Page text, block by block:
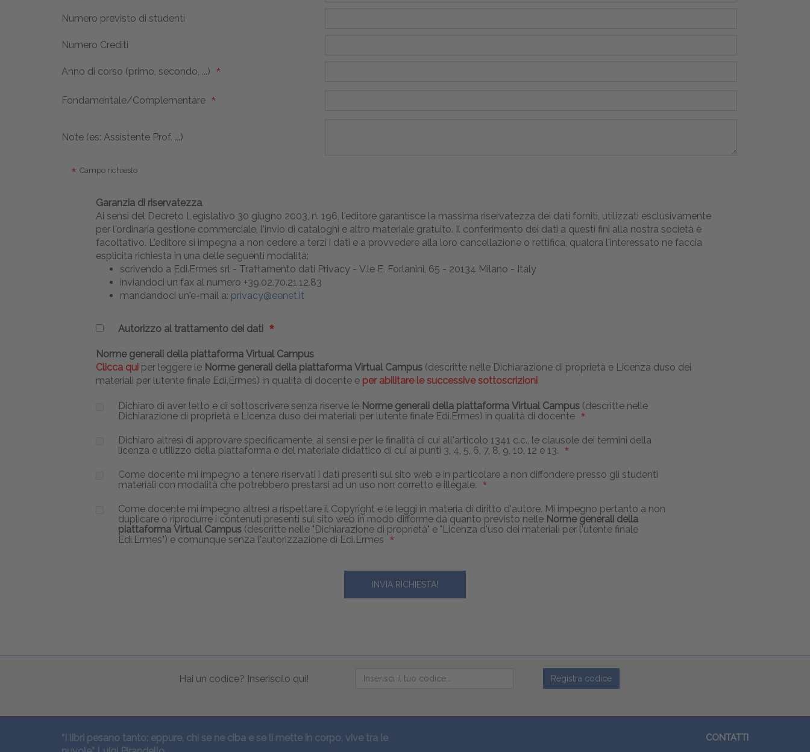
Numero previsto di studenti
Numero Crediti
Anno di corso (primo, secondo, ...)
Fondamentale/Complementare
Note (es: Assistente Prof. ...)
Campo richiesto
Garanzia di riservatezza.
Ai sensi del Decreto Legislativo 30 giugno 2003, n. 196, l'editore garantisce la massima riservatezza dei dati forniti, utilizzati esclusivamente
per l'ordinaria gestione commerciale, l'invio di cataloghi e altro materiale gratuito. Il conferimento dei dati a questi fini alla nostra società è
facoltativo. L'editore si impegna a non cedere a terzi i dati e a provvedere alla loro cancellazione o rettifica, qualora l'interessato ne faccia
esplicita richiesta in una delle seguenti modalità:
scrivendo a Edi.Ermes srl - Trattamento dati Privacy - V.le E. Forlanini, 65 - 20134 Milano - Italy
inviandoci un fax al numero +39.02.70.21.12.83
mandandoci un'e-mail a: privacy@eenet.it
Autorizzo al trattamento dei dati
Norme generali della piattaforma Virtual Campus
Clicca qui per leggere le Norme generali della piattaforma Virtual Campus (descritte nelle Dichiarazione di proprietà e Licenza duso dei
materiali per lutente finale Edi.Ermes) in qualità di docente e per abilitare le successive sottoscrizioni
Dichiaro di aver letto e di sottoscrivere senza riserve le Norme generali della piattaforma Virtual Campus (descritte nelle
Dichiarazione di proprietà e Licenza duso dei materiali per lutente finale Edi.Ermes) in qualità di docente
Dichiaro altresì di approvare specificamente, ai sensi e per le finalità di cui all'articolo 1341 c.c., le clausole dei termini della
licenza e utilizzo della piattaforma e del materiale didattico di cui ai punti 3, 4, 5, 6, 7, 8, 9, 10, 12 e 13.
Come docente mi impegno a tenere riservati i dati presenti sul sito web e in particolare a non diffondere presso gli studenti
materiali con modalità che potrebbero prestarsi ad un uso non corretto e illegale.
Come docente mi impegno altresì a rispettare il Copyright e le leggi in materia di diritto d'autore. Mi impegno pertanto a non
duplicare o riprodurre i contenuti presenti sul sito web in modo difforme da quanto previsto nelle Norme generali della
piattaforma Virtual Campus (descritte nelle "Dichiarazione di proprietà" e "Licenza d'uso dei materiali per l'utente finale
Edi.Ermes") e comunque senza l'autorizzazione di Edi.Ermes
Hai un codice? Inseriscilo qui! Registra codice
“I libri pesano tanto: eppure, chi se ne ciba e se li mette in corpo, vive tra le
CONTATTI